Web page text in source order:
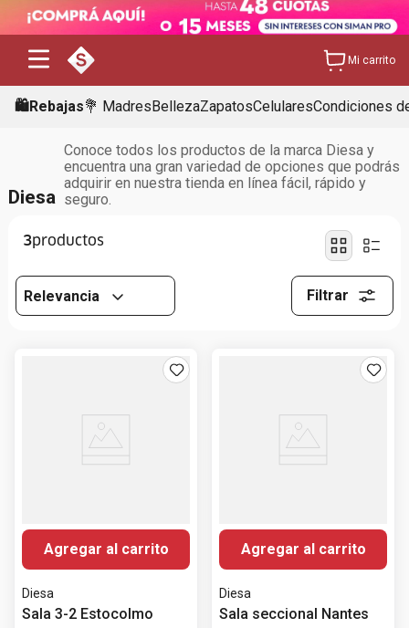
Mi carrito
🛍️Rebajas💐 MadresBellezaZapatosCelularesCondiciones
Diesa
Conoce todos los productos de la marca Diesa y
encuentra una gran variedad de opciones que podrás
adquirir en nuestra tienda en línea fácil, rápido y
seguro.
3
Relevancia Filtrar
Agregar al carrito
Diesa
Sala 3-2 Estocolmo
Agregar al carrito
Diesa
Sala seccional Nantes